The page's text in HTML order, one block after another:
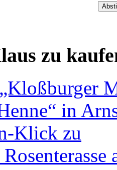
zu
in
Klick zu